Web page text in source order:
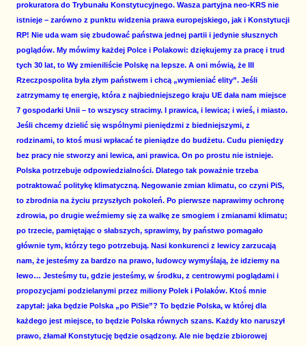
prokuratora do Trybunału Konstytucyjnego. Wasza partyjna neo-KRS nie
istnieje – zarówno z punktu widzenia prawa europejskiego, jak i Konstytucji
RP! Nie uda wam się zbudować państwa jednej partii i jedynie słusznych
poglądów. My mówimy każdej Polce i Polakowi: dziękujemy za pracę i trud
tych 30 lat, to Wy zmieniliście Polskę na lepsze. A oni mówią, że III
Rzeczpospolita była złym państwem i chcą „wymieniać elity”. Jeśli
zatrzymamy tę energię, która z najbiedniejszego kraju UE dała nam miejsce
7 gospodarki Unii – to wszyscy stracimy. I prawica, i lewica; i wieś, i miasto.
Jeśli chcemy dzielić się wspólnymi pieniędzmi z biedniejszymi, z
rodzinami, to ktoś musi wpłacać te pieniądze do budżetu. Cudu pieniędzy
bez pracy nie stworzy ani lewica, ani prawica. On po prostu nie istnieje.
Polska potrzebuje odpowiedzialności. Dlatego tak poważnie trzeba
potraktować politykę klimatyczną. Negowanie zmian klimatu, co czyni PiS,
to zbrodnia na życiu przyszłych pokoleń. Po pierwsze naprawimy ochronę
zdrowia, po drugie weźmiemy się za walkę ze smogiem i zmianami klimatu;
po trzecie, pamiętając o słabszych, sprawimy, by państwo pomagało
głównie tym, którzy tego potrzebują. Nasi konkurenci z lewicy zarzucają
nam, że jesteśmy za bardzo na prawo, ludowcy wymyślają, że idziemy na
lewo… Jesteśmy tu, gdzie jesteśmy, w środku, z centrowymi poglądami i
propozycjami podzielanymi przez miliony Polek i Polaków. Ktoś mnie
zapytał: jaka będzie Polska „po PiSie”? To będzie Polska, w której dla
każdego jest miejsce, to będzie Polska równych szans. Każdy kto naruszył
prawo, złamał Konstytucję będzie osądzony. Ale nie będzie zbiorowej